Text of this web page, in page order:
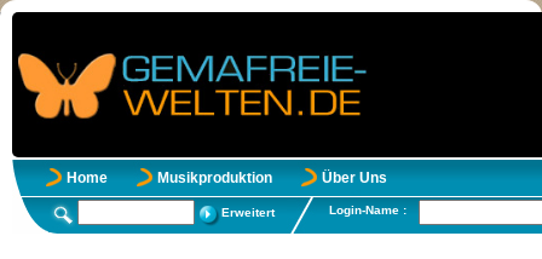
Home Musikproduktion Über Uns
Erweitert Login-Name :